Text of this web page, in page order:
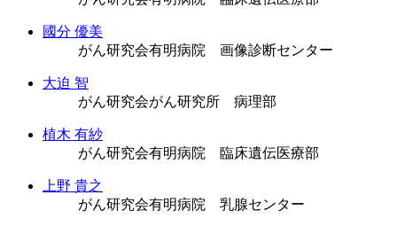
國分 優美
がん研究会有明病院 画像診断センター
大迫 智
がん研究会がん研究所 病理部
植木 有紗
がん研究会有明病院 臨床遺伝医療部
上野 貴之
がん研究会有明病院 乳腺センター